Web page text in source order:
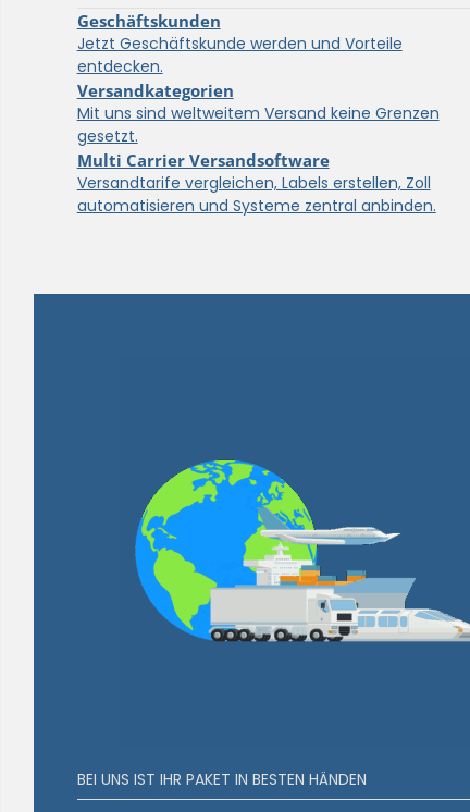
Geschäftskunden
Jetzt Geschäftskunde werden und Vorteile
entdecken.
Versandkategorien
Mit uns sind weltweitem Versand keine Grenzen
gesetzt.
Multi Carrier Versandsoftware
Versandtarife vergleichen, Labels erstellen, Zoll
automatisieren und Systeme zentral anbinden.
BEI UNS IST IHR PAKET IN BESTEN HÄNDEN